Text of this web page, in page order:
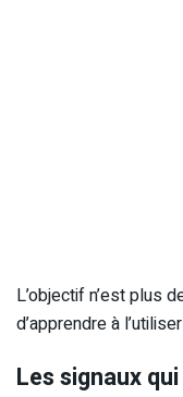
L’objectif n’est plus
d’apprendre à
Les signaux